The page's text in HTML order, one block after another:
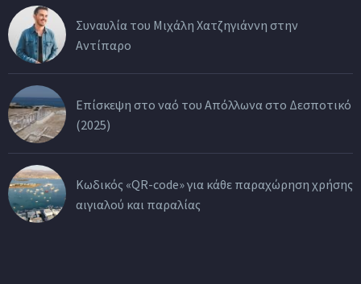
Συναυλία του Μιχάλη Χατζηγιάννη στην
Αντίπαρο
Επίσκεψη στο ναό του Απόλλωνα στο Δεσποτικό
(2025)
Κωδικός «QR-code» για κάθε παραχώρηση χρήσης
αιγιαλού και παραλίας